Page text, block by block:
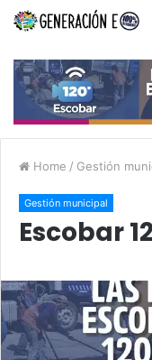
Home / Gestión
Gestión municipal
Escobar